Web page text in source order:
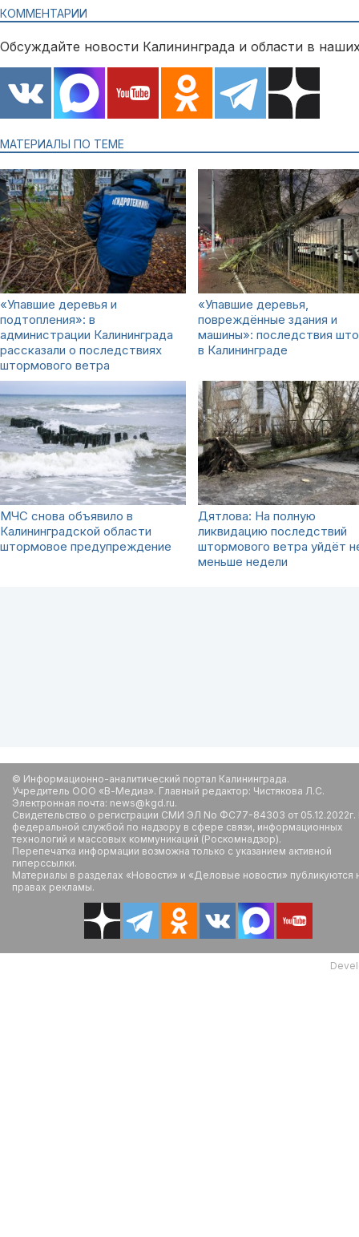
КОММЕНТАРИИ
Обсуждайте новости Калининграда и области в
МАТЕРИАЛЫ ПО ТЕМЕ
«Упавшие деревья и
подтопления»: в
администрации Калининграда
рассказали о последствиях
штормового ветра
«Упавшие деревья,
повреждённые здания и
машины»: последствия
в Калининграде
МЧС снова объявило в
Калининградской области
штормовое предупреждение
Дятлова: На полную
ликвидацию последствий
штормового ветра уйдёт
меньше недели
© Информационно-аналитический портал Калининграда.
Учредитель ООО «В-Медиа». Главный редактор: Чистякова Л.С.
Электронная почта: news@kgd.ru.
Свидетельство о регистрации СМИ ЭЛ No ФС77-84303 от
федеральной службой по надзору в сфере связи, информационных
технологий и массовых коммуникаций (Роскомнадзор).
Перепечатка информации возможна только с указанием активной
гиперссылки.
Материалы в разделах «Новости» и «Деловые новости» публикуются
правах рекламы.